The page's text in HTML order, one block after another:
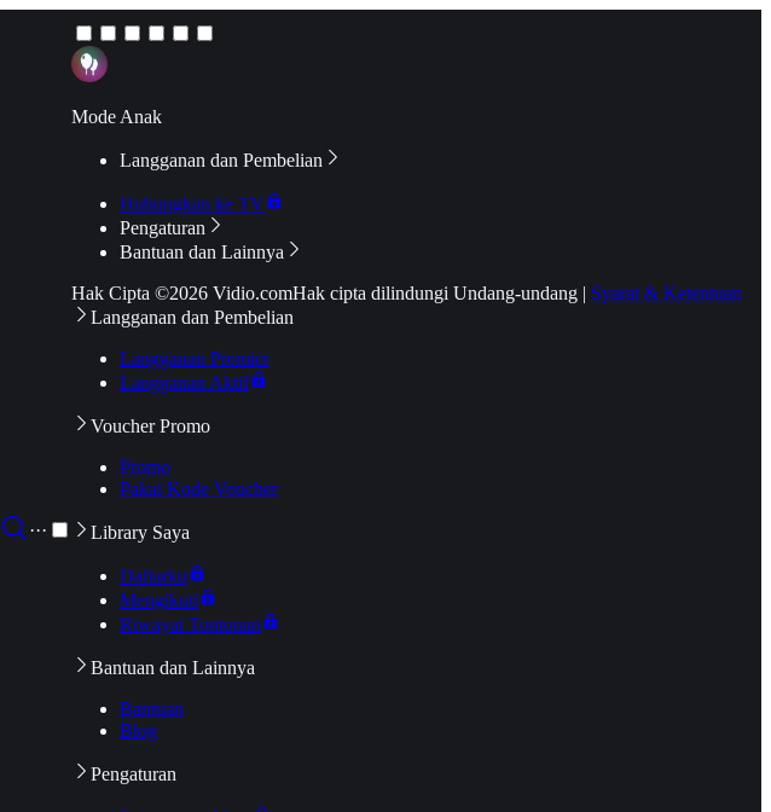
···
Mode Anak
Langganan dan Pembelian
Hubungkan ke TV
Pengaturan
Bantuan dan Lainnya
Hak Cipta ©2026 Vidio.comHak cipta dilindungi Undang-undang | Syarat & Ketentuan
Langganan dan Pembelian
Langganan Premier
Langganan Aktif
Voucher Promo
Promo
Pakai Kode Voucher
Library Saya
Daftarku
Mengikuti
Riwayat Tontonan
Bantuan dan Lainnya
Bantuan
Blog
Pengaturan